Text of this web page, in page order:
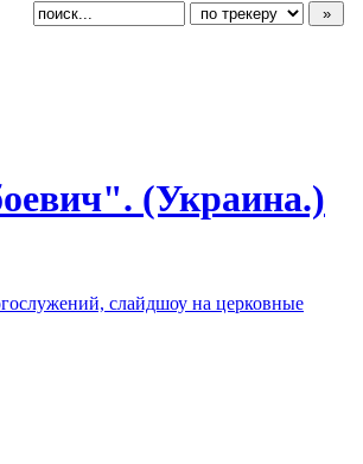
(Украина.)
слайдшоу на церковные